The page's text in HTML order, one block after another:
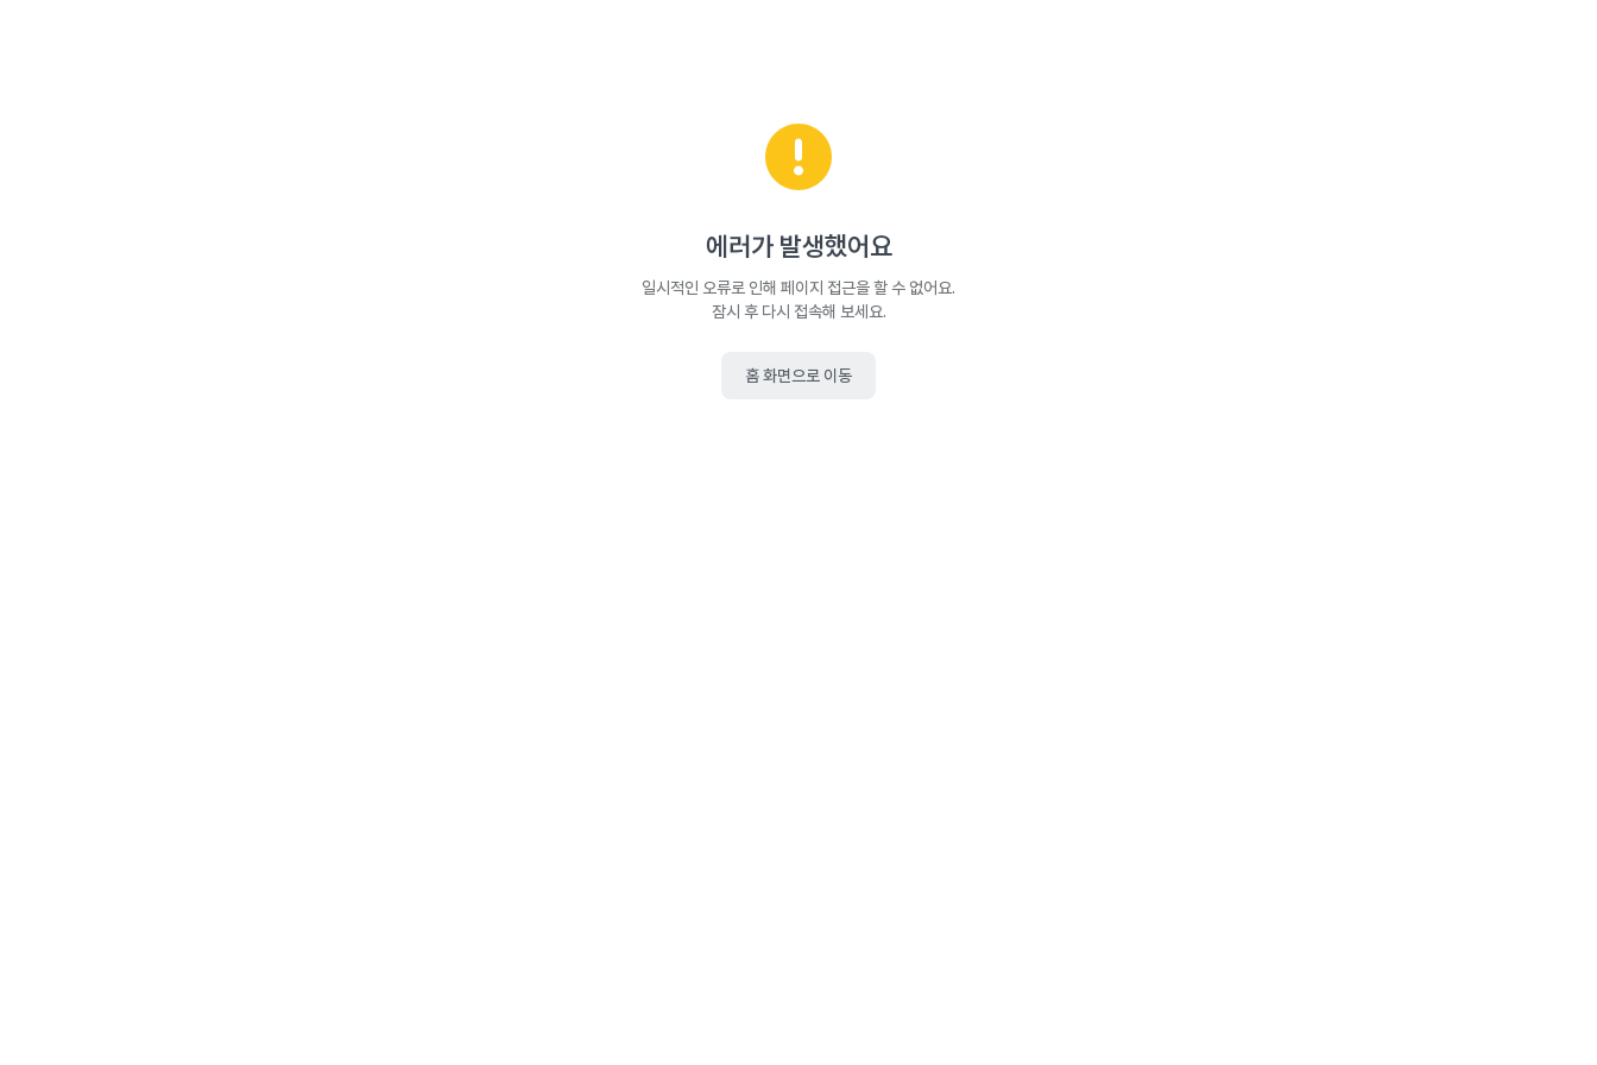
에러가 발생했어요
일시적인 오류로 인해 페이지 접근을 할 수 없어요.
잠시 후 다시 접속해 보세요.
홈 화면으로 이동